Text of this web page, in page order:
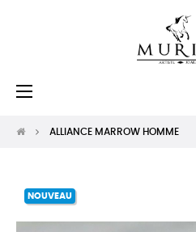
Basculer
☰
ALLIANCE MARROW HOMME
NOUVEAU